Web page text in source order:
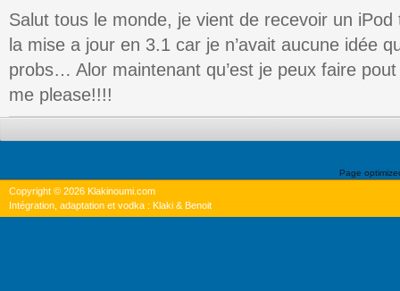
Salut tous le monde, je vient de recevoir un iPod
la mise a jour en 3.1 car je n’avait aucune idée
probs… Alor maintenant qu’est je peux faire
me please!!!!
Page
Copyright © 2026 Klakinoumi.com
Intégration, adaptation et vodka : Klaki & Benoit